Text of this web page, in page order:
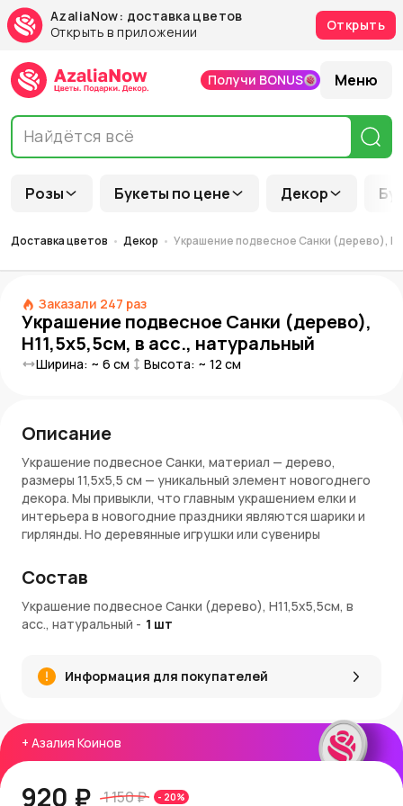
AzaliaNow: доставка цветов
Открыть в приложении
Открыть
Розы Букеты по цене Декор
Получи BONUS Меню
Доставка цветов Декор Украшение подвесное Санки (дерево),
Заказали 247 раз
Украшение подвесное Санки (дерево),
H11,5x5,5см, в асс., натуральный
Ширина: ~ 6 см Высота: ~ 12 см
+ Азалия Коинов
920 ₽ 1 150 ₽ - 20%
Описание
Украшение подвесное Санки, материал — дерево,
размеры 11,5x5,5 см — уникальный элемент новогоднего
декора. Мы привыкли, что главным украшением елки и
интерьера в новогодние праздники являются шарики и
гирлянды. Но деревянные игрушки или сувениры
Натуральные материалы, ретро-стиль и легкая
ностальгия по далекому детству, сказкам и старым
игрушкам делают деревянные новогодние украшения
очень популярным вариантом декора.
Материалы и качество
экологически чистый материал гарантирует идеальную
атмосферу в вашем доме. Вы сможете использовать
украшение много лет на праздники и оно не потеряет
своего превосходного вида, цвета, привлекательности.
Состав
Украшение подвесное Санки (дерево), H11,5x5,5см, в
асс., натуральный - 1 шт
Информация для покупателей